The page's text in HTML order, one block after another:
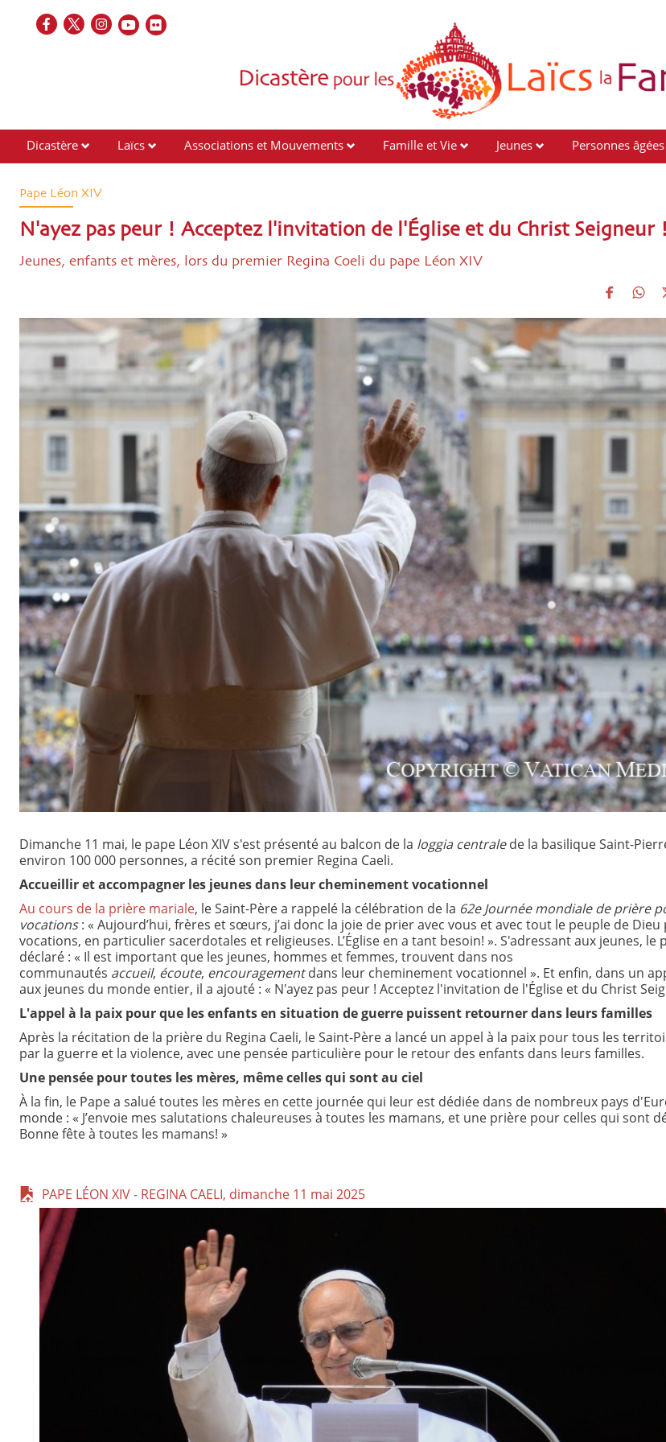
Dicastère Laïcs Associations et Mouvements Famille et Vie Jeunes Personnes âgées
Pape Léon XIV
N'ayez pas peur ! Acceptez l'invitation de l'Église et du Christ Seigneur !
Jeunes, enfants et mères, lors du premier Regina Coeli du pape Léon XIV
Dimanche 11 mai, le pape Léon XIV s'est présenté au balcon de la loggia centralede la basilique Saint-
environ 100 000 personnes, a récité son premier Regina Caeli.
Accueillir et accompagner les jeunes dans leur cheminement vocationnel
Au cours de la prière mariale, le Saint-Père a rappelé la célébration de la 62e Journée mondiale de prière
vocations: « Aujourd’hui, frères et sœurs, j’ai donc la joie de prier avec vous et avec tout le peuple de Dieu
vocations, en particulier sacerdotales et religieuses. L’Église en a tant besoin! ». S'adressant aux jeunes, le
déclaré : « Il est important que les jeunes, hommes et femmes, trouvent dans nos
communautés accueil, écoute, encouragementdans leur cheminement vocationnel ». Et enfin, dans un
aux jeunes du monde entier, il a ajouté : « N'ayez pas peur ! Acceptez l'invitation de l'Église et du Christ
L'appel à la paix pour que les enfants en situation de guerre puissent retourner dans leurs familles
Après la récitation de la prière du Regina Caeli, le Saint-Père a lancé un appel à la paix pour tous les
par la guerre et la violence, avec une pensée particulière pour le retour des enfants dans leurs familles.
Une pensée pour toutes les mères, même celles qui sont au ciel
À la fin, le Pape a salué toutes les mères en cette journée qui leur est dédiée dans de nombreux pays
monde : « J’envoie mes salutations chaleureuses à toutes les mamans, et une prière pour celles qui sont
Bonne fête à toutes les mamans! »
PAPE LÉON XIV - REGINA CAELI, dimanche 11 mai 2025